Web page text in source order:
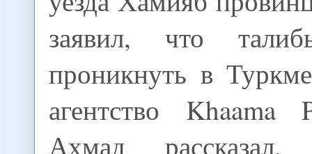
заявил, что
проникнуть в
агентство Khaama
Ахмад